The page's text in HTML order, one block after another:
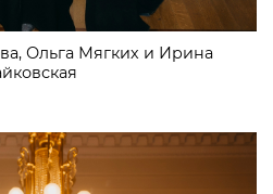
Ольга Мягких и Ирина